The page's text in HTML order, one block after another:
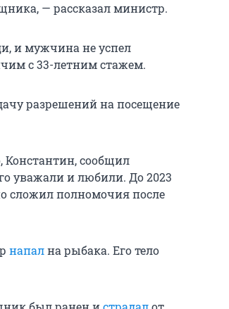
— рассказал министр.
и мужчина не успел
с 33-летним стажем.
разрешений на посещение
Константин, сообщил
уважали и любили. До 2023
сложил полномочия после
напална рыбака. Его тело